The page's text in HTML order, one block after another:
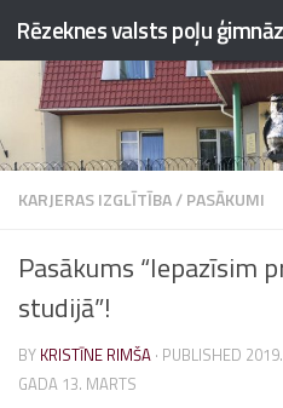
Skip to content
Rēzeknes valsts poļu
KARJERAS IZGLĪTĪBA/PASĀKUMI
Pasākums “Iepazīsim
studijā”!
BY KRISTĪNE RIMŠA · PUBLISHED
GADA 13. MARTS